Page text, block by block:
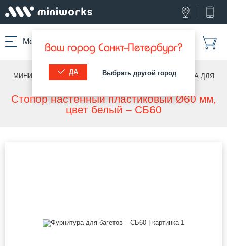
Меню Ваш город Санкт-Петербург?
ДА Выбрать другой город
МИНИВОРКС ПРО /МЕБЕЛЬ И ФУРНИТУРА /ФУРНИТУРА ДЛЯ
Стопор настенный пластиковый Ø60 мм,
цвет белый – СБ60